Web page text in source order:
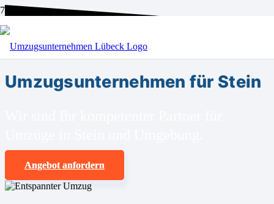
BEI UNS SIND SIE RICHTIG!
Umzugsunternehmen für Stein
Angebot anfordern